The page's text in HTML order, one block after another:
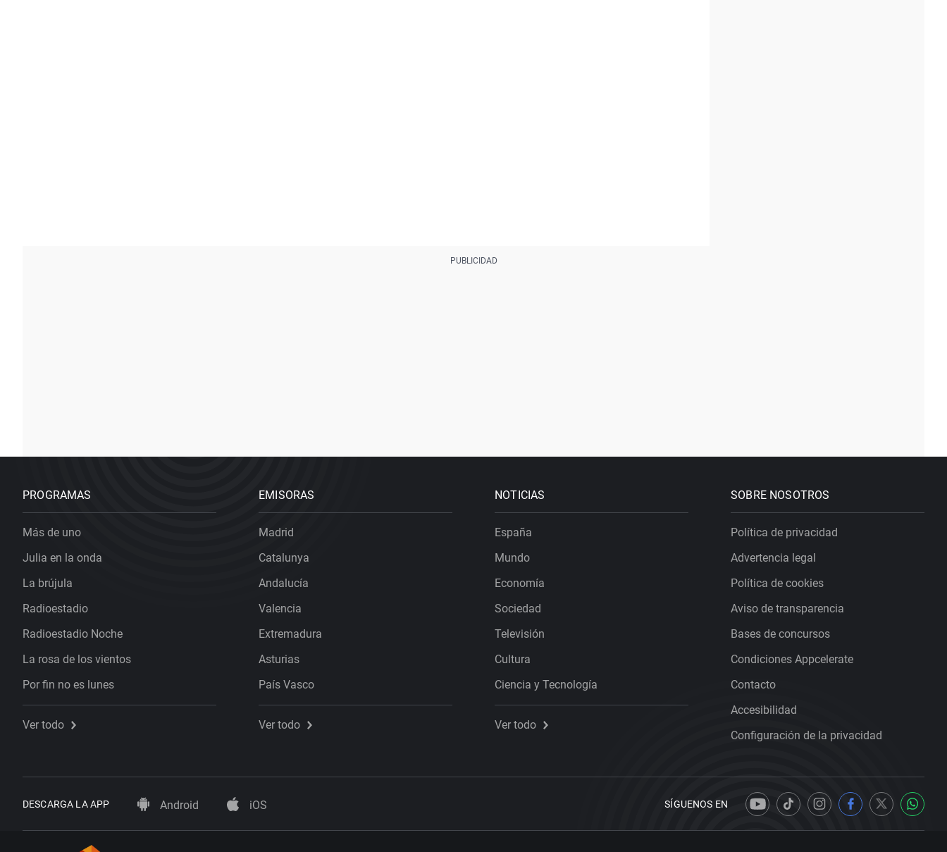
PROGRAMAS
Más de uno
Julia en la onda
La brújula
Radioestadio
Radioestadio Noche
La rosa de los vientos
Por fin no es lunes
Ver todo
EMISORAS
Madrid
Catalunya
Andalucía
Valencia
Extremadura
Asturias
País Vasco
Ver todo
NOTICIAS
España
Mundo
Economía
Sociedad
Televisión
Cultura
Ciencia y Tecnología
Ver todo
SOBRE NOSOTROS
Política de privacidad
Advertencia legal
Política de cookies
Aviso de transparencia
Bases de concursos
Condiciones Appcelerate
Contacto
Accesibilidad
Configuración de la privacidad
DESCARGA LA APP Android iOS SÍGUENOS EN